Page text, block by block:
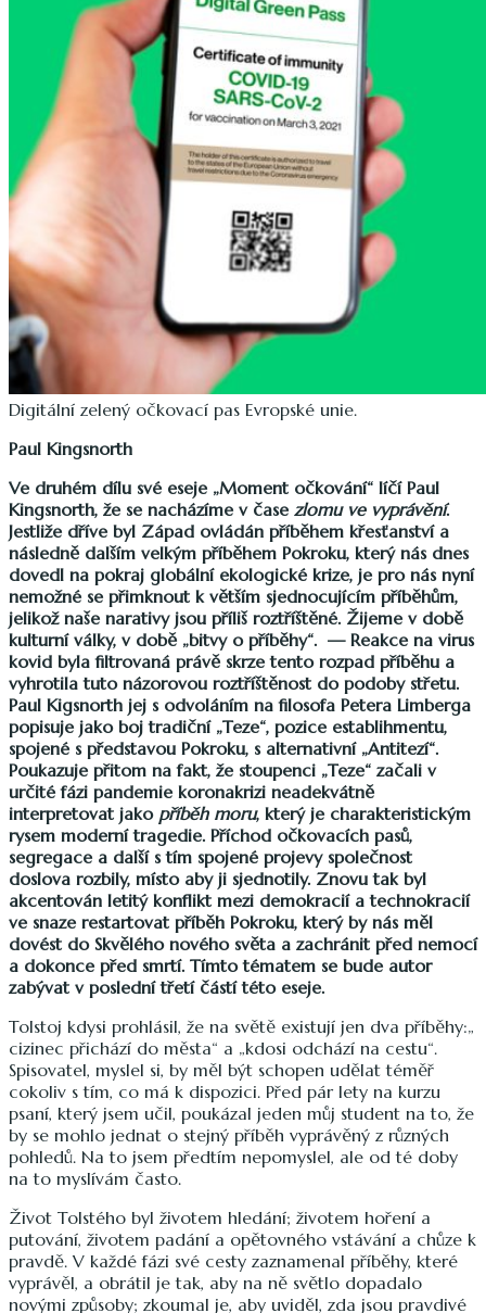
Digitální zelený očkovací pas Evropské unie.
Paul Kingsnorth
Ve druhém dílu své eseje „Moment očkování“ líčí Paul
Kingsnorth, že se nacházíme v čase zlomu ve vyprávění.
Jestliže dříve byl Západ ovládán příběhem křesťanství a
následně dalším velkým příběhem Pokroku, který nás dnes
dovedl na pokraj globální ekologické krize, je pro nás nyní
nemožné se přimknout k větším sjednocujícím příběhům,
jelikož naše narativy jsou příliš roztříštěné. Žijeme v době
kulturní války, v době „bitvy o příběhy“. — Reakce na virus
kovid byla filtrovaná právě skrze tento rozpad příběhu a
vyhrotila tuto názorovou roztříštěnost do podoby střetu.
Paul Kigsnorth jej s odvoláním na filosofa Petera Limberga
popisuje jako boj tradiční „Teze“, pozice establihmentu,
spojené s představou Pokroku, s alternativní „Antitezí“.
Poukazuje přitom na fakt, že stoupenci „Teze“ začali v
určité fázi pandemie koronakrizi neadekvátně
interpretovat jako příběh moru, který je charakteristickým
rysem moderní tragedie. Příchod očkovacích pasů,
segregace a další s tím spojené projevy společnost
doslova rozbily, místo aby ji sjednotily. Znovu tak byl
akcentován letitý konflikt mezi demokracií a technokracií
ve snaze restartovat příběh Pokroku, který by nás měl
dovést do Skvělého nového světa a zachránit před nemocí
a dokonce před smrtí. Tímto tématem se bude autor
zabývat v poslední třetí částí této eseje.
Tolstoj kdysi prohlásil, že na světě existují jen dva příběhy:„
cizinec přichází do města“ a „kdosi odchází na cestu“.
Spisovatel, myslel si, by měl být schopen udělat téměř
cokoliv s tím, co má k dispozici. Před pár lety na kurzu
psaní, který jsem učil, poukázal jeden můj student na to, že
by se mohlo jednat o stejný příběh vyprávěný z různých
pohledů. Na to jsem předtím nepomyslel, ale od té doby
na to myslívám často.
Život Tolstého byl životem hledání; životem hoření a
putování, životem padání a opětovného vstávání a chůze k
pravdě. V každé fázi své cesty zaznamenal příběhy, které
vyprávěl, a obrátil je tak, aby na ně světlo dopadalo
novými způsoby; zkoumal je, aby uviděl, zda jsou pravdivé